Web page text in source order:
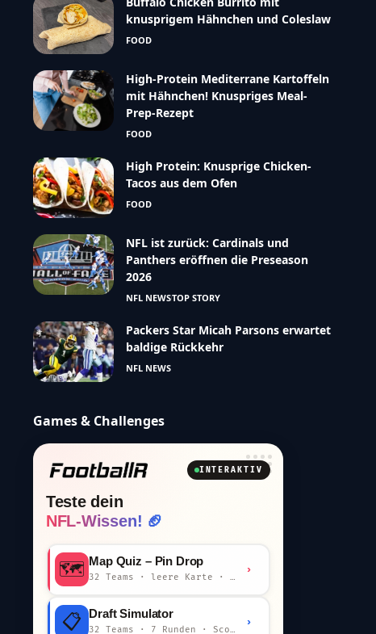
knusprigem Hähnchen und Coleslaw
FOOD
High-Protein Mediterrane Kartoffeln
mit Hähnchen! Knuspriges Meal-
Prep-Rezept
FOOD
High Protein: Knusprige Chicken-
Tacos aus dem Ofen
FOOD
NFL ist zurück: Cardinals und
Panthers eröffnen die Preseason
2026
NFL NEWSTOP STORY
Packers Star Micah Parsons erwartet
baldige Rückkehr
NFL NEWS
Games & Challenges
INTERAKTIV
Teste dein
NFL-Wissen! 🏈
🗺️ Map Quiz – Pin Drop
32 Teams · leere Karte · km-Wertung
›
📋 Draft Simulator
32 Teams · 7 Runden · Scout-Kommentar
›